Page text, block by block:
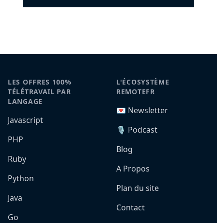
LES OFFRES 100%
TÉLÉTRAVAIL PAR
LANGAGE
Javascript
PHP
Ruby
Python
Java
Go
L'ÉCOSYSTÈME
REMOTEFR
💌 Newsletter
🎙️ Podcast
Blog
A Propos
Plan du site
Contact